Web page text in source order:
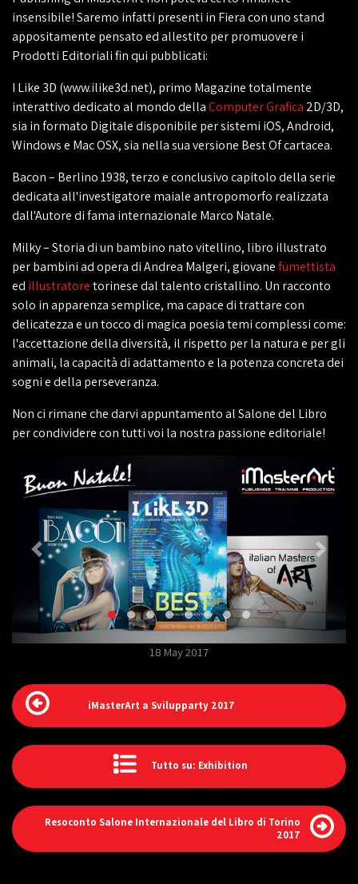
insensibile! Saremo infatti presenti in Fiera con uno stand
appositamente pensato ed allestito per promuovere i
Prodotti Editoriali fin qui pubblicati:
I Like 3D (www.ilike3d.net), primo Magazine totalmente
interattivo dedicato al mondo dellaComputer Grafica 2D/3D,
sia in formato Digitale disponibile per sistemi iOS, Android,
Windows e Mac OSX, sia nella sua versione Best Of cartacea.
Bacon – Berlino 1938, terzo e conclusivo capitolo della serie
dedicata all'investigatore maiale antropomorfo realizzata
dall'Autore di fama internazionale Marco Natale.
Milky – Storia di un bambino nato vitellino, libro illustrato
per bambini ad opera di Andrea Malgeri, giovanefumettista
ed illustratoretorinese dal talento cristallino. Un racconto
solo in apparenza semplice, ma capace di trattare con
delicatezza e un tocco di magica poesia temi complessi come:
l'accettazione della diversità, il rispetto per la natura e per gli
animali, la capacità di adattamento e la potenza concreta dei
sogni e della perseveranza.
Non ci rimane che darvi appuntamento al Salone del Libro
per condividere con tutti voi la nostra passione editoriale!
18 May 2017
iMasterArt a Svilupparty 2017
Tutto su: Exhibition
Resoconto Salone Internazionale del Libro di Torino
2017